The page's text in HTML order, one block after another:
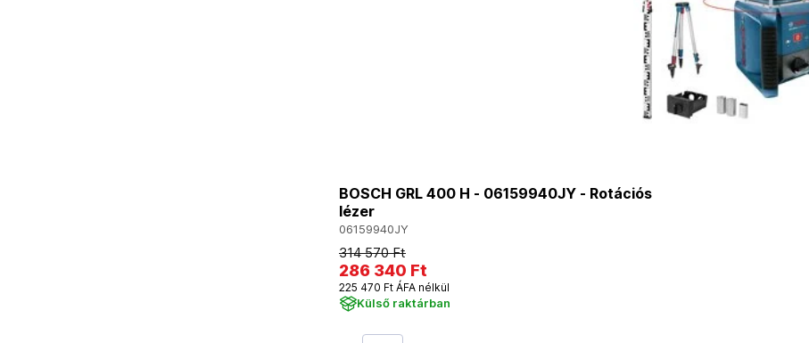
BOSCH GRL 400 H - 06159940JY - Rotációs
lézer
06159940JY
314 570 Ft
286 340 Ft
225 470 Ft ÁFA nélkül
Külső raktárban